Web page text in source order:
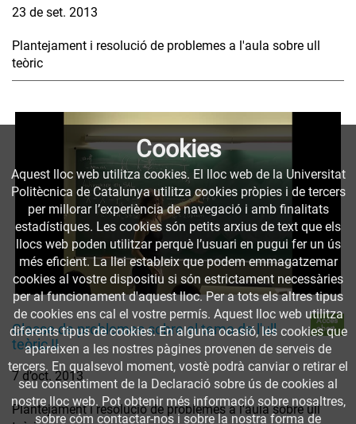
23 de set. 2013
Plantejament i resolució de problemes a l'aula sobre ull
teòric
Classe de problemes sobre el tema de l'ull
teòric II
Accés
obert
7 d’oct. 2013
Plantejament i resolució de problemes a l'aula sobre ull
Cookies
Aquest lloc web utilitza cookies. El lloc web de la Universitat
Politècnica de Catalunya utilitza cookies pròpies i de tercers
per millorar l’experiència de navegació i amb finalitats
estadístiques. Les cookies són petits arxius de text que els
llocs web poden utilitzar perquè l’usuari en pugui fer un ús
més eficient. La llei estableix que podem emmagatzemar
cookies al vostre dispositiu si són estrictament necessàries
per al funcionament d'aquest lloc. Per a tots els altres tipus
de cookies ens cal el vostre permís. Aquest lloc web utilitza
diferents tipus de cookies. En alguna ocasió, les cookies que
apareixen a les nostres pàgines provenen de serveis de
tercers. En qualsevol moment, vostè podrà canviar o retirar el
seu consentiment de la Declaració sobre ús de cookies al
nostre lloc web. Pot obtenir més informació sobre nosaltres,
sobre cóm contactar-nos i sobre la nostra forma de